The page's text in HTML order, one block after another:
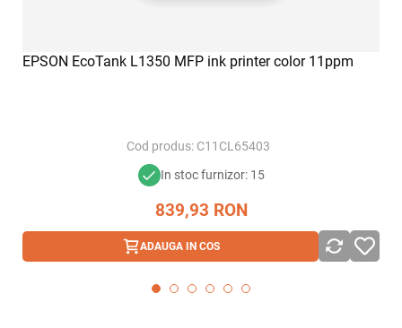
EPSON EcoTank L1350 MFP ink printer color 11ppm
Cod produs: C11CL65403
In stoc furnizor: 15
839,93 RON
ADAUGA IN COS